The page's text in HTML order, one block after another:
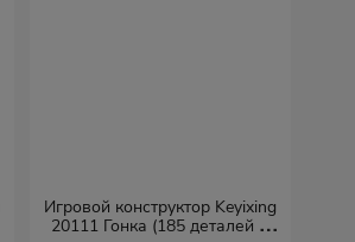
Игровой конструктор Keyixing
20111 Гонка (185 деталей в